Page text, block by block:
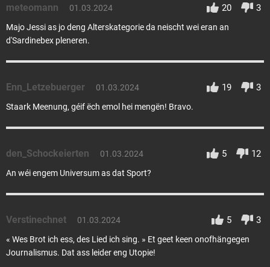
meteomann 01.03.2024 20 3
Majo Jessi as jo deng Alterskategorie da neischt wei eran an
d'Sardinebex pleneren.
Enn_Letzebuerger 01.03.2024 19 3
Staark Meenung, géif ëch emol hei mengën! Bravo.
den_Schockeierten 01.03.2024 5 12
An wéi engem Universum as dat Sport?
Verstinechnet 01.03.2024 5 3
« Wes Brot ich ess, des Lied ich sing. » Et geet keen onofhängegen
Journalismus. Dat ass leider eng Utopie!